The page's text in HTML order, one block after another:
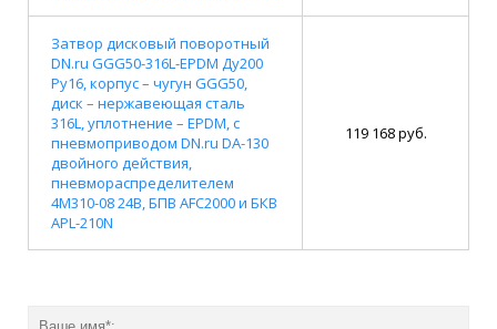
Затвор дисковый поворотный
DN.ru GGG50-316L-EPDM Ду200
Ру16, корпус – чугун GGG50,
диск – нержавеющая сталь
316L, уплотнение – EPDM, с
пневмоприводом DN.ru DA-130
двойного действия,
пневмораспределителем
4M310-08 24В, БПВ AFC2000 и БКВ
APL-210N
119 168 руб.